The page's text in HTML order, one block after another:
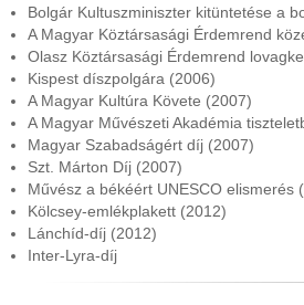
Bolgár Kultuszminiszter kitüntetése a
A Magyar Köztársasági Érdemrend
Olasz Köztársasági Érdemrend
Kispest díszpolgára (2006)
A Magyar Kultúra Követe (2007)
A Magyar Művészeti Akadémia
Magyar Szabadságért díj (2007)
Szt. Márton Díj (2007)
Művész a békéért UNESCO elismerés
Kölcsey-emlékplakett (2012)
Lánchíd-díj (2012)
Inter-Lyra-díj